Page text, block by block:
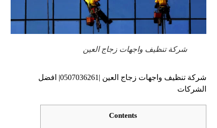
شركة تنظيف واجهات زجاج العين
شركة تنظيف واجهات زجاج العين |0507036261| افضل
الشركات
Contents